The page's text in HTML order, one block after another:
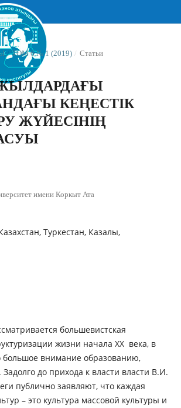
/ ТОМ 6 № 1 (2019) / Статьи
ЖЫЛДАРДАҒЫ
КЕҢЕСТІК
ЖҮЙЕСІНІҢ
имени Коркыт Ата
Туркестан, Казалы,
большевистская
жизни начала ХХ века, в
большое внимание образованию,
Задолго до прихода к власти власти В.И.
публично заявляют, что каждая
– это культура массовой культуры и